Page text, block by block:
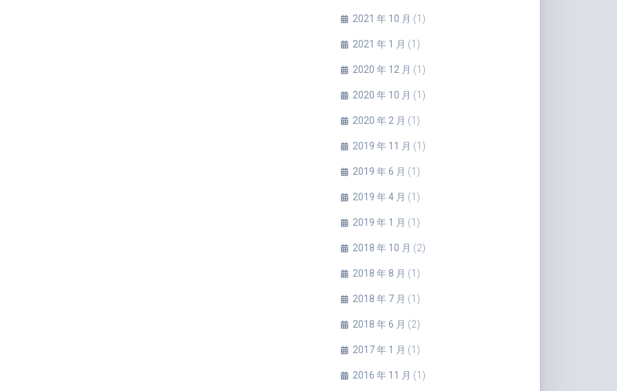
2021 年 10 月 (1)
2021 年 1 月 (1)
2020 年 12 月 (1)
2020 年 10 月 (1)
2020 年 2 月 (1)
2019 年 11 月 (1)
2019 年 6 月 (1)
2019 年 4 月 (1)
2019 年 1 月 (1)
2018 年 10 月 (2)
2018 年 8 月 (1)
2018 年 7 月 (1)
2018 年 6 月 (2)
2017 年 1 月 (1)
2016 年 11 月 (1)